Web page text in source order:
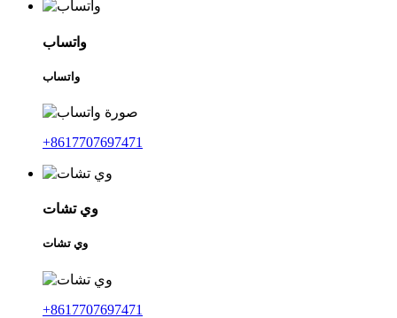
واتساب
واتساب
+8617707697471
وي تشات
وي تشات
+8617707697471